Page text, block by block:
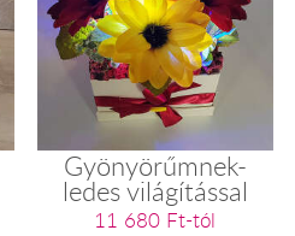
Gyönyörűmnek-
ledes világítással
11 680 Ft-tól